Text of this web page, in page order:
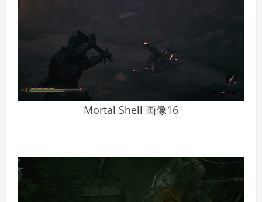
Mortal Shell 画像16